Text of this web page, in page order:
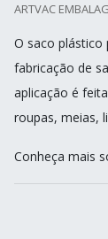
ARTVAC
O saco
fabricação de
aplicação é
roupas, meias,
Conheça mais